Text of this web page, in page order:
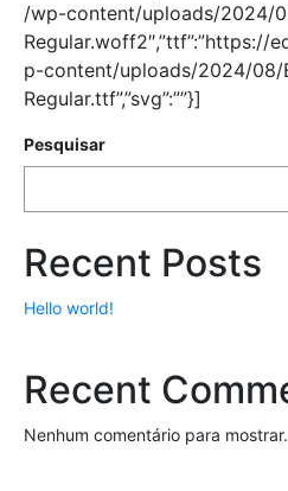
/wp-content/uploads/2024/
Regular.woff2″,”ttf”:”https://
p-content/uploads/2024/
Regular.ttf”,”svg”:””}]
Pesquisar
Recent Posts
Hello world!
Recent
Nenhum comentário para mostrar.